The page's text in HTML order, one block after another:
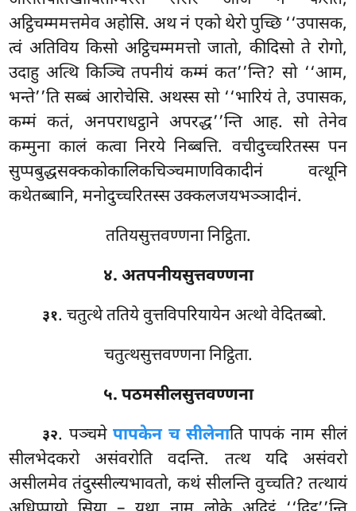
अट्ठिचम्ममत्तमेव अहोसि. अथ नं एको थेरो पुच्छि ‘‘उपासक,
त्वं अतिविय किसो अट्ठिचम्ममत्तो जातो, कीदिसो ते रोगो,
उदाहु अत्थि किञ्चि तपनीयं कम्मं कत’’न्ति? सो ‘‘आम,
भन्ते’’ति सब्बं आरोचेसि. अथस्स सो ‘‘भारियं ते, उपासक,
कम्मं कतं, अनपराधट्ठाने अपरद्ध’’न्ति आह. सो तेनेव
कम्मुना कालं कत्वा निरये निब्बत्ति. वचीदुच्चरितस्स पन
सुप्पबुद्धसक्ककोकालिकचिञ्चमाणविकादीनं वत्थूनि
कथेतब्बानि, मनोदुच्चरितस्स उक्कलजयभञ्ञादीनं.
ततियसुत्तवण्णना निट्ठिता.
४. अतपनीयसुत्तवण्णना
३१. चतुत्थे ततिये वुत्तविपरियायेन अत्थो वेदितब्बो.
चतुत्थसुत्तवण्णना निट्ठिता.
५. पठमसीलसुत्तवण्णना
३२. पञ्चमेपापकेन च सीलेनाति पापकं नाम सीलं
सीलभेदकरो असंवरोति वदन्ति. तत्थ यदि असंवरो
असीलमेव तंदुस्सील्यभावतो, कथं सीलन्ति वुच्चति? तत्थायं